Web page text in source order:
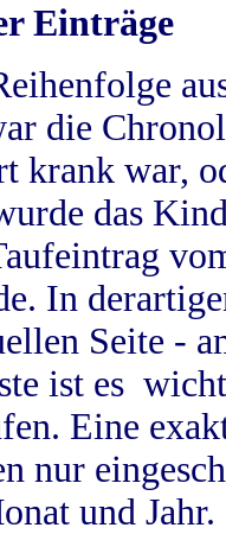
Einträge
die
krank war,
das
In
Seite -
ist es
Eine
nur
und Jahr.